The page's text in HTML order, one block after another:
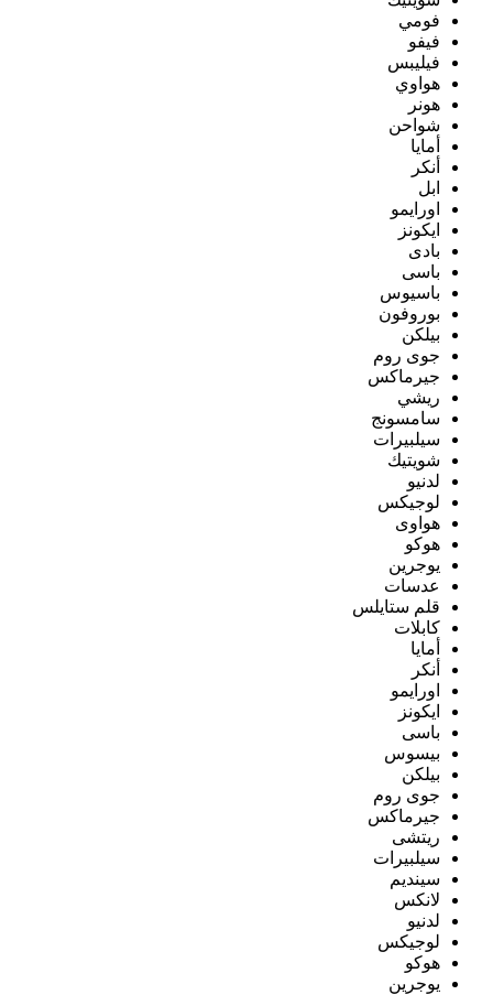
فومي
فيفو
فيليبس
هواوي
هونر
شواحن
أمايا
أنكر
ابل
اورايمو
ايكونز
بادى
باسى
باسيوس
بوروفون
بيلكن
جوى روم
جيرماكس
ريشي
سامسونج
سيلبيرات
شويتيك
لدنيو
لوجيكس
هواوى
هوكو
يوجرين
عدسات
قلم ستايلس
كابلات
أمايا
أنكر
اورايمو
ايكونز
باسى
بيسوس
بيلكن
جوى روم
جيرماكس
ريتشى
سيلبيرات
سينديم
لانكس
لدنيو
لوجيكس
هوكو
يوجرين